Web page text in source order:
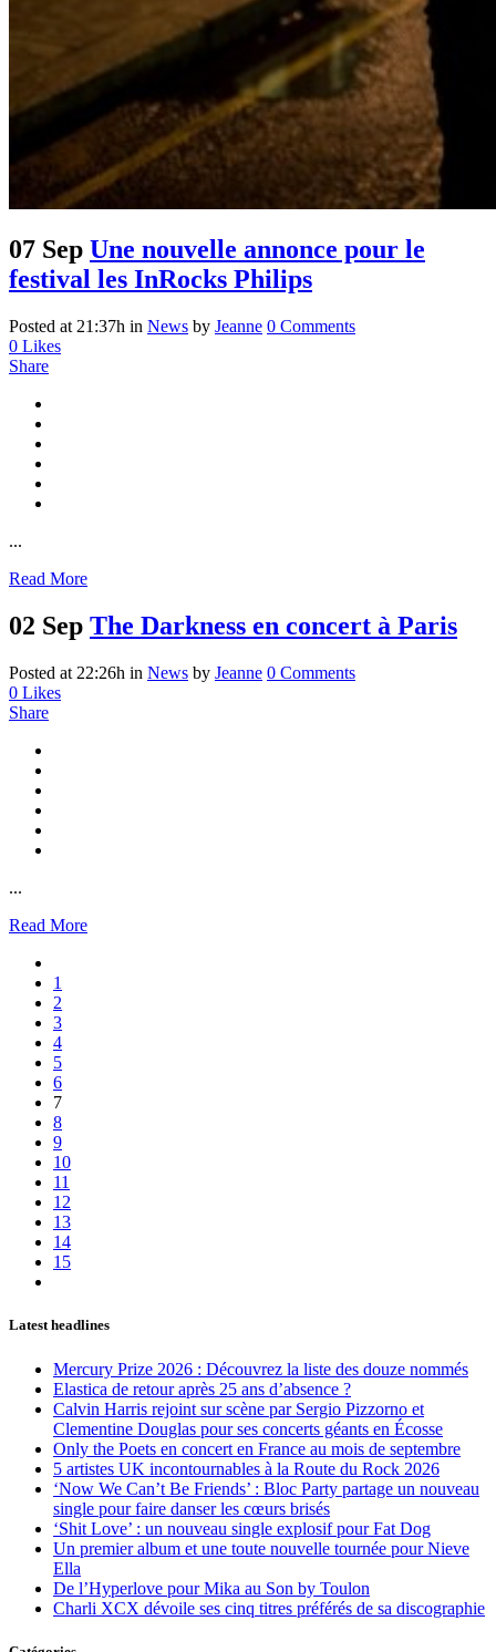
07 Sep Une nouvelle annonce pour le
festival les InRocks Philips
Posted at 21:37h in News by Jeanne 0 Comments
0 Likes
Share
...
Read More
02 Sep The Darkness en concert à Paris
Posted at 22:26h in News by Jeanne 0 Comments
0 Likes
Share
...
Read More
1
2
3
4
5
6
7
8
9
10
11
12
13
14
15
Latest headlines
Mercury Prize 2026 : Découvrez la liste des douze nommés
Elastica de retour après 25 ans d’absence ?
Calvin Harris rejoint sur scène par Sergio Pizzorno et
Clementine Douglas pour ses concerts géants en Écosse
Only the Poets en concert en France au mois de septembre
5 artistes UK incontournables à la Route du Rock 2026
‘Now We Can’t Be Friends’ : Bloc Party partage un nouveau
single pour faire danser les cœurs brisés
‘Shit Love’ : un nouveau single explosif pour Fat Dog
Un premier album et une toute nouvelle tournée pour Nieve
Ella
De l’Hyperlove pour Mika au Son by Toulon
Charli XCX dévoile ses cinq titres préférés de sa discographie